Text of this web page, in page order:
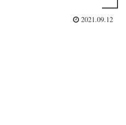
2021.09.12